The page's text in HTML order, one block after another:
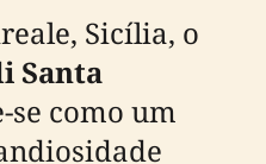
Sicília, o
Santa
se como um